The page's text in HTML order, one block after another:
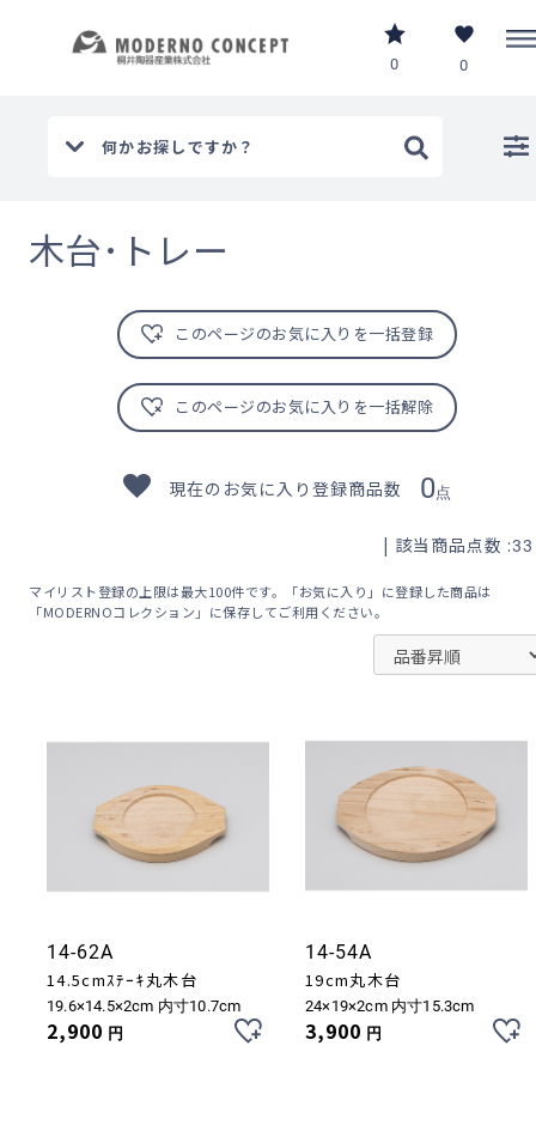
0 0
ホーム / その他 / 【その他】 木製品･天然石 木台･トレー
木台･トレー
このページのお気に入りを一括登録
このページのお気に入りを一括解除
現在のお気に入り登録商品数 0点
| 該当商品点数 :33
マイリスト登録の上限は最大100件です。「お気に入り」に登録した商品は
「MODERNOコレクション」に保存してご利用ください。
14-62A
14.5cmｽﾃｰｷ丸木台
19.6×14.5×2cm 内寸10.7cm
2,900 円
14-54A
19cm丸木台
24×19×2cm 内寸15.3cm
3,900 円